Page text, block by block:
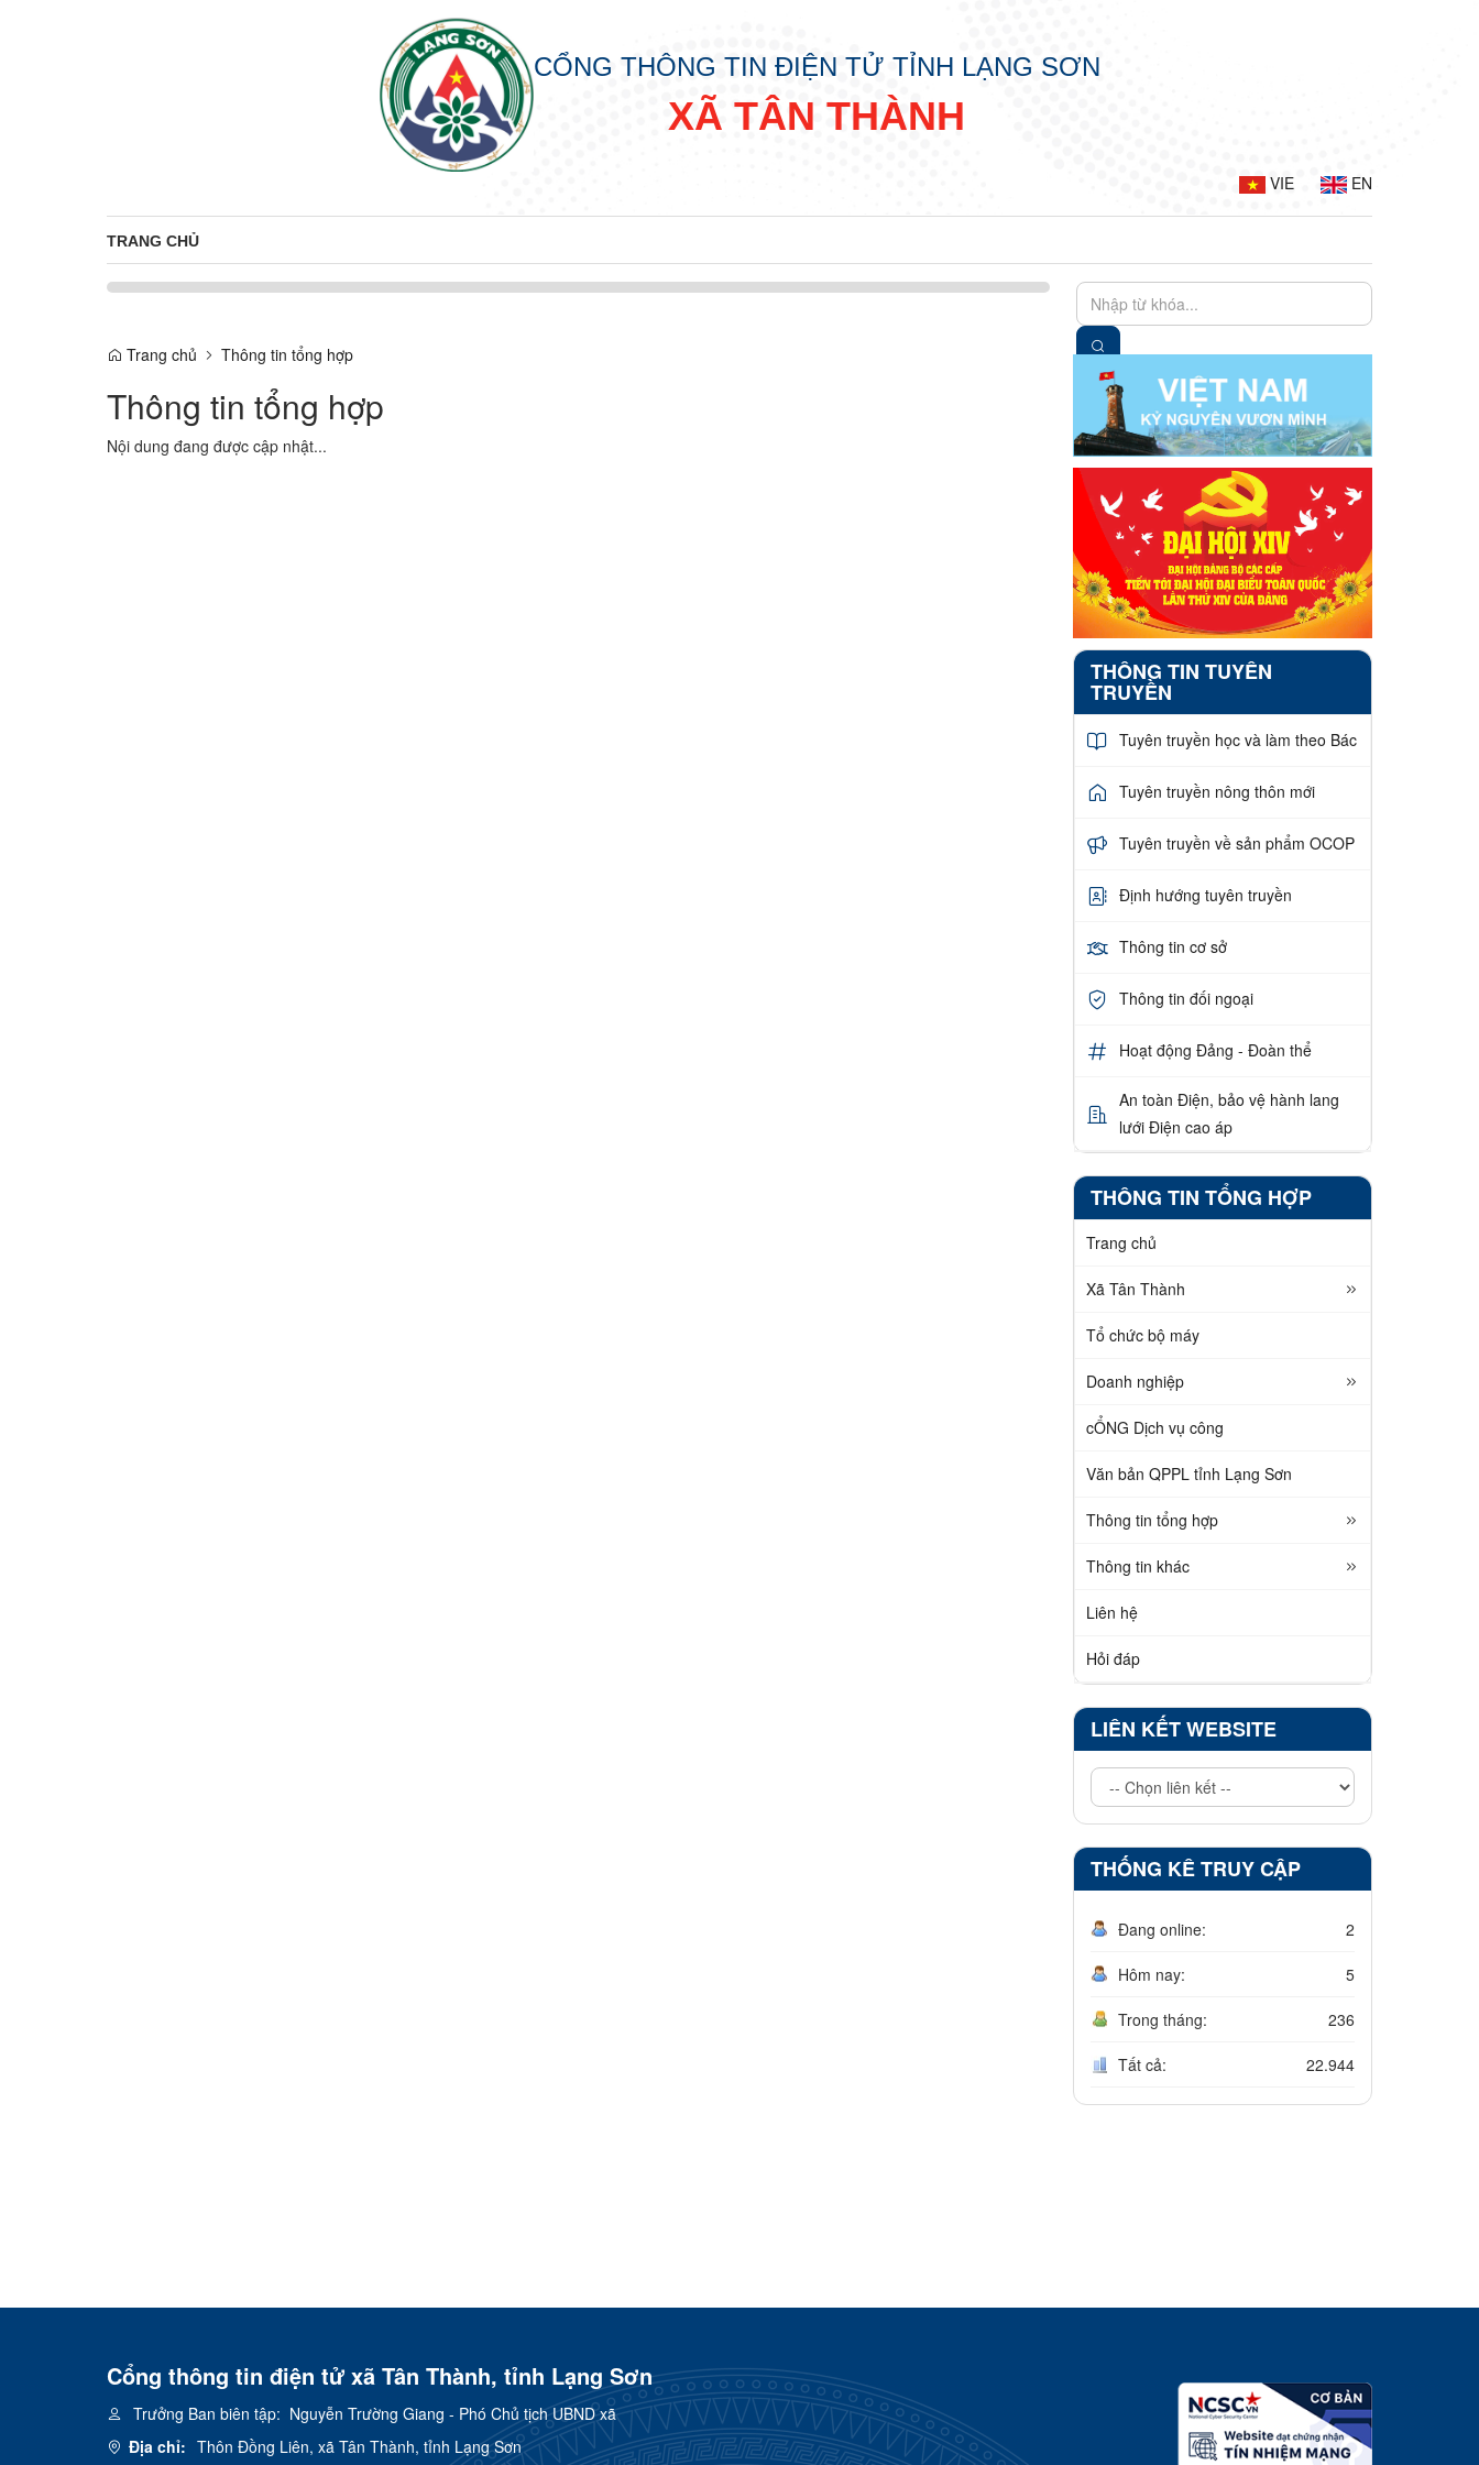
CỔNG THÔNG TIN ĐIỆN TỬ TỈNH LẠNG SƠN
XÃ TÂN THÀNH
VIE EN
TRANG CHỦ
Trang chủ Thông tin tổng hợp
Thông tin tổng hợp
Nội dung đang được cập nhật...
THÔNG TIN TUYÊN
TRUYỀN
Tuyên truyền học và làm theo Bác
Tuyên truyền nông thôn mới
Tuyên truyền về sản phẩm OCOP
Định hướng tuyên truyền
Thông tin cơ sở
Thông tin đối ngoại
Hoạt động Đảng - Đoàn thể
An toàn Điện, bảo vệ hành lang
lưới Điện cao áp
THÔNG TIN TỔNG HỢP
Trang chủ
Xã Tân Thành
Tổ chức bộ máy
Doanh nghiệp
cỔNG Dịch vụ công
Văn bản QPPL tỉnh Lạng Sơn
Thông tin tổng hợp
Thông tin khác
Liên hệ
Hỏi đáp
LIÊN KẾT WEBSITE
THỐNG KÊ TRUY CẬP
Đang online: 2
Hôm nay: 5
Trong tháng: 236
Tất cả: 22.944
Cổng thông tin điện tử xã Tân Thành, tỉnh Lạng Sơn
Trưởng Ban biên tập: Nguyễn Trường Giang - Phó Chủ tịch UBND xã
Địa chỉ: Thôn Đồng Liên, xã Tân Thành, tỉnh Lạng Sơn